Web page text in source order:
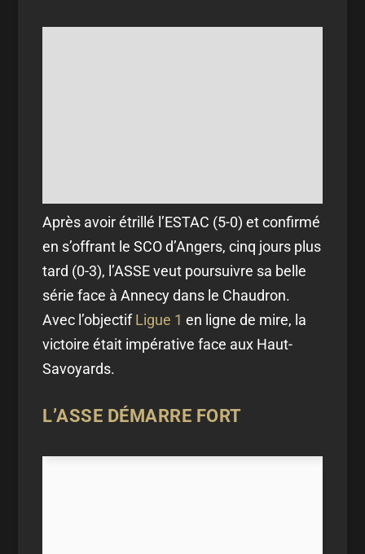
Après avoir étrillé l’ESTAC (5-0) et confirmé
en s’offrant le SCO d’Angers, cinq jours plus
tard (0-3), l’ASSE veut poursuivre sa belle
série face à Annecy dans le Chaudron.
Avec l’objectifLigue 1 en ligne de mire, la
victoire était impérative face aux Haut-
Savoyards.
L’ASSE DÉMARRE FORT